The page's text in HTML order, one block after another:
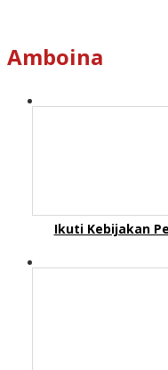
Amboina
Ikuti Kebijakan